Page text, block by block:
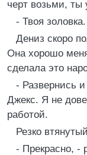
черт возьми, ты
- Твоя золовка.
Дениз скоро
Она хорошо меня
сделала это
- Развернись
Джекс. Я не
работой.
Резко
- Прекрасно, -